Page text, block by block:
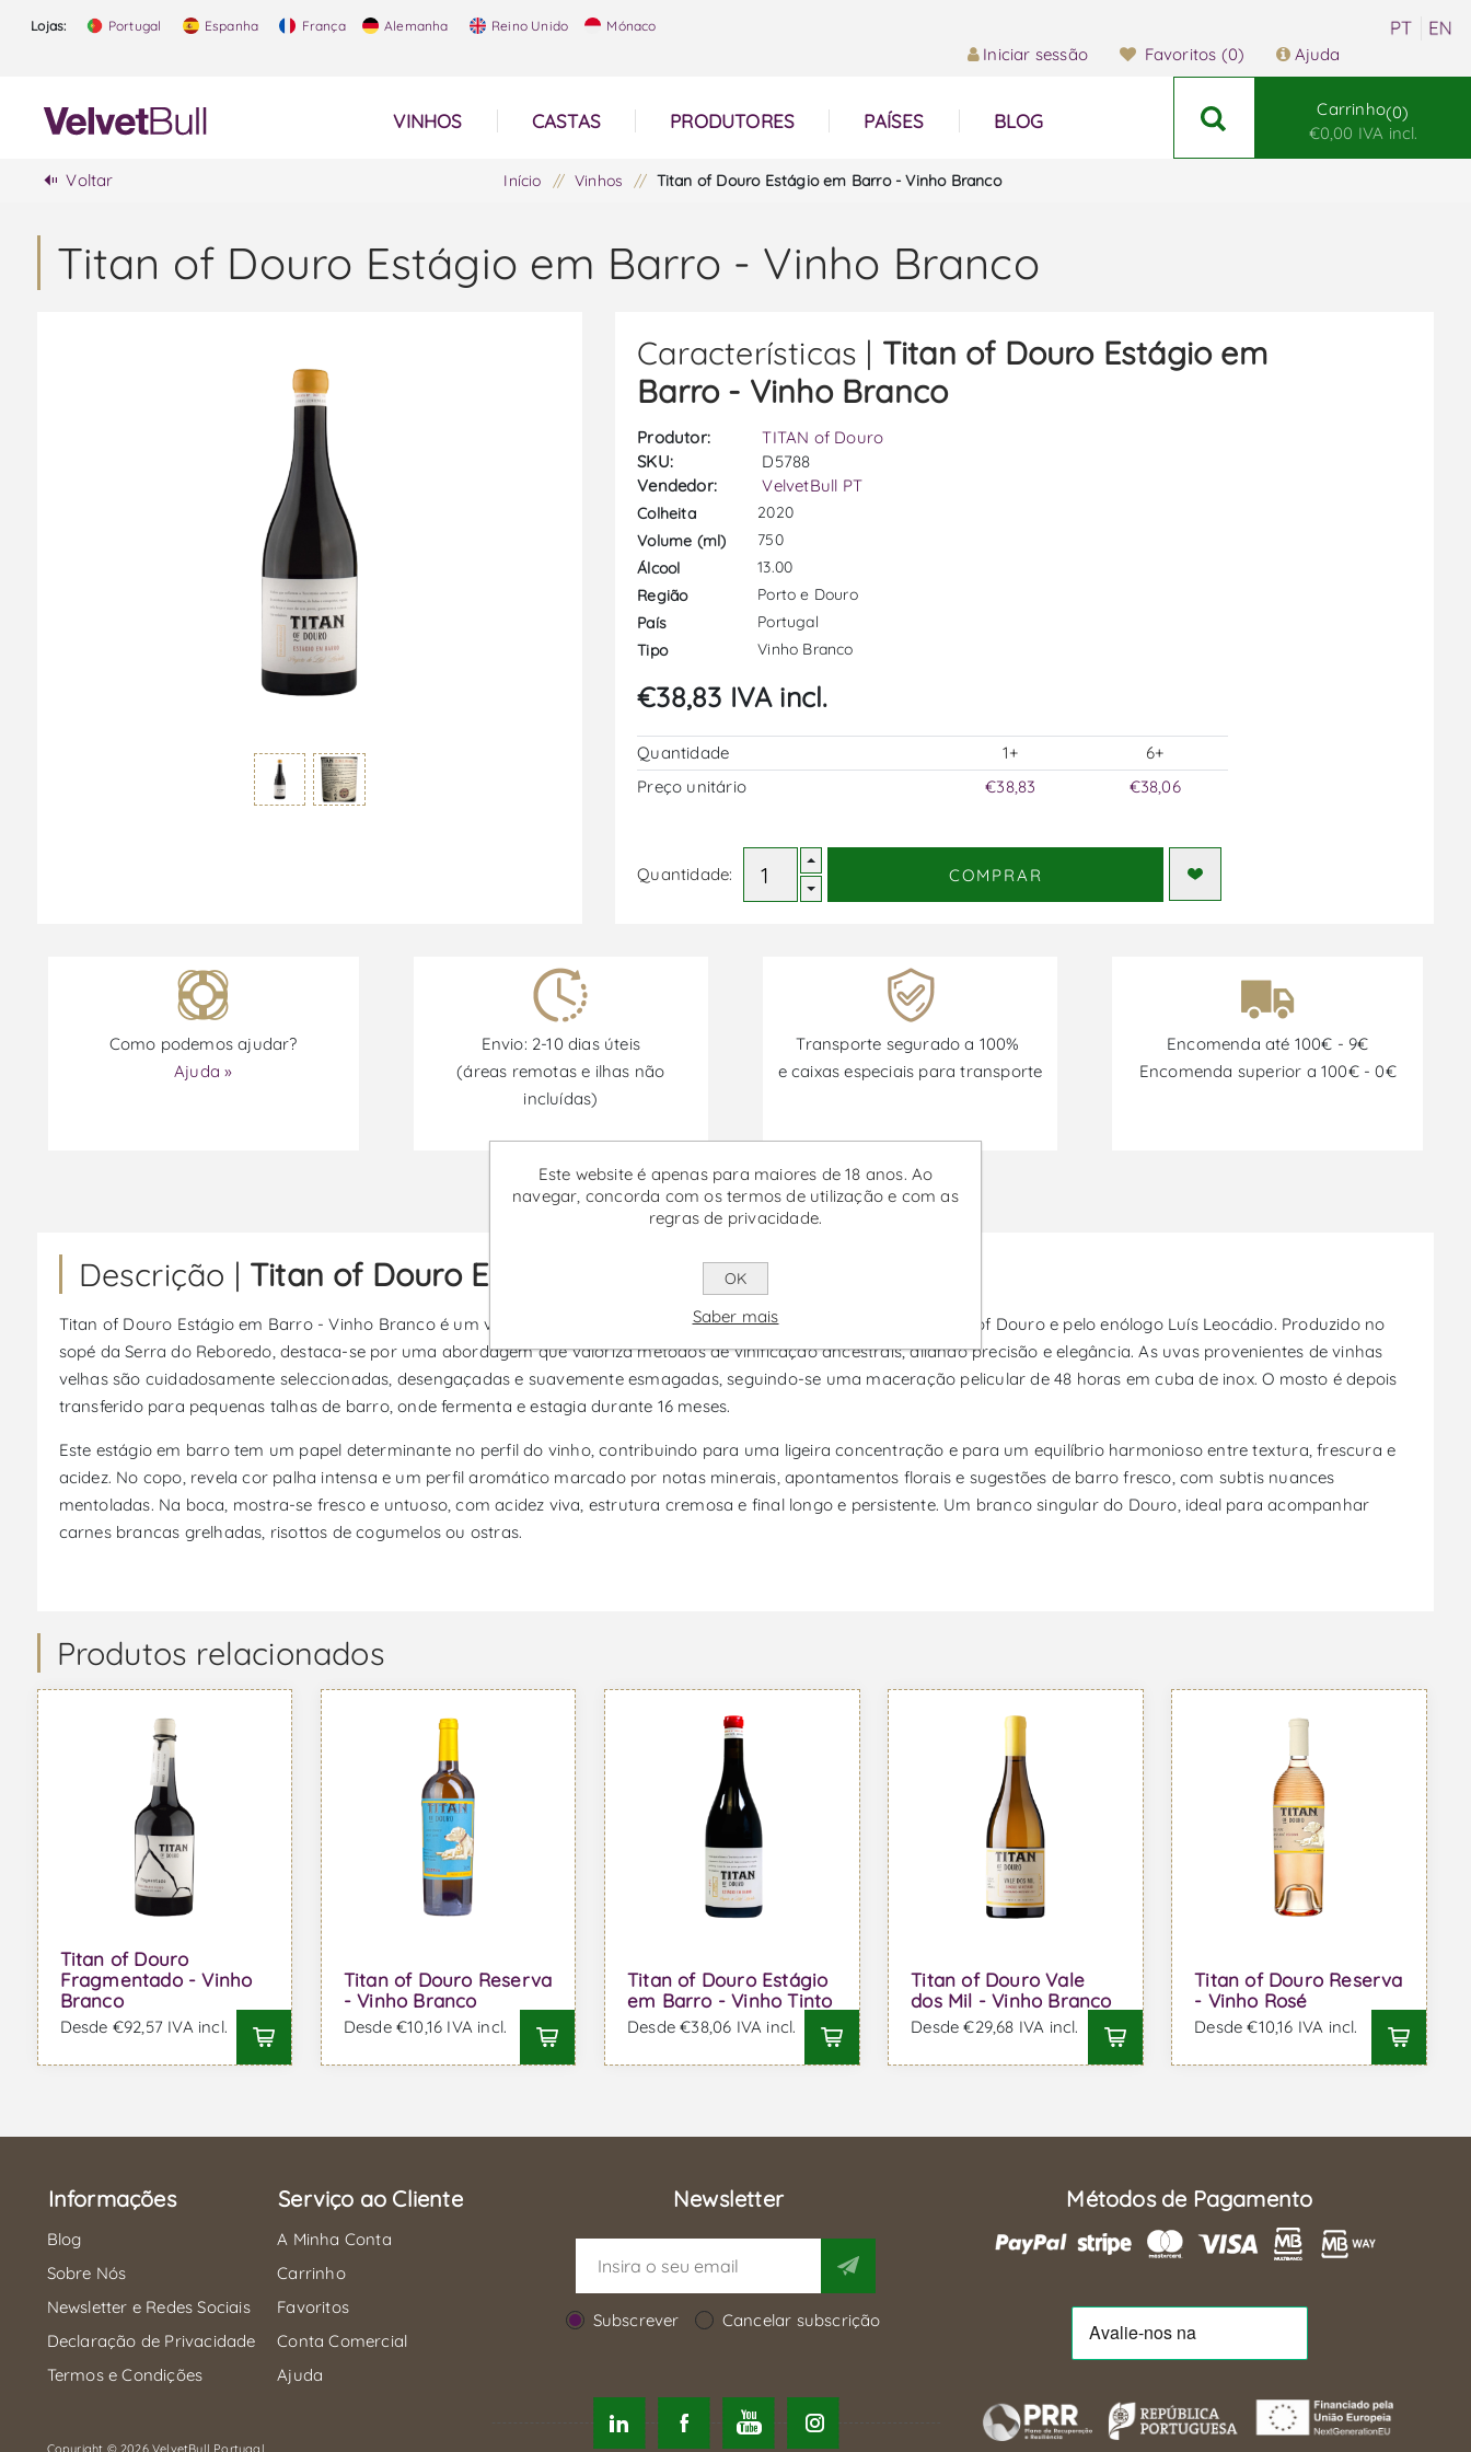
Lojas: Portugal Espanha França Alemanha Reino Unido Mónaco
Iniciar sessão Favoritos (0) Ajuda
VINHOS CASTAS PRODUTORES PAÍSES BLOG
Carrinho 0
€0,00 IVA incl.
Voltar Início / Vinhos / Titan of Douro Estágio em Barro - Vinho Branco
Titan of Douro Estágio em Barro - Vinho Branco
Características | Titan of Douro Estágio em
Barro - Vinho Branco
Produtor:
TITAN of Douro
SKU:
D5788
Vendedor:
VelvetBull PT
Colheita
2020
Volume (ml)
750
Álcool
13.00
Região
Porto e Douro
País
Portugal
Tipo
Vinho Branco
€38,83 IVA incl.
Quantidade 1+
6+
Preço unitário
€38,83 €38,06
Quantidade: COMPRAR
Como podemos ajudar?
Ajuda »
Envio: 2-10 dias úteis
(áreas remotas e ilhas não
incluídas)
Transporte segurado a 100%
e caixas especiais para transporte
Encomenda até 100€ - 9€
Encomenda superior a 100€ - 0€
Promoções disponíveis de 30/06/2026 a 30/09/2026
Descrição | Titan of Douro Estágio em Barro - Vinho Branco
Titan of Douro Estágio em Barro - Vinho Branco é um vinho branco da região de Porto e Douro, assinado pela TITAN of Douro e pelo enólogo Luís Leocádio. Produzido no
sopé da Serra do Reboredo, destaca-se por uma abordagem que valoriza métodos de vinificação ancestrais, aliando precisão e elegância. As uvas provenientes de vinhas
velhas são cuidadosamente seleccionadas, desengaçadas e suavemente esmagadas, seguindo-se uma maceração pelicular de 48 horas em cuba de inox. O mosto é depois
transferido para pequenas talhas de barro, onde fermenta e estagia durante 16 meses.
Este estágio em barro tem um papel determinante no perfil do vinho, contribuindo para uma ligeira concentração e para um equilíbrio harmonioso entre textura, frescura e
acidez. No copo, revela cor palha intensa e um perfil aromático marcado por notas minerais, apontamentos florais e sugestões de barro fresco, com subtis nuances
mentoladas. Na boca, mostra-se fresco e untuoso, com acidez viva, estrutura cremosa e final longo e persistente. Um branco singular do Douro, ideal para acompanhar
carnes brancas grelhadas, risottos de cogumelos ou ostras.
Produtos relacionados
Titan of Douro
Fragmentado - Vinho
Branco
Desde €92,57 IVA incl.
Titan of Douro Reserva
- Vinho Branco
Desde €10,16 IVA incl.
Titan of Douro Estágio
em Barro - Vinho Tinto
Desde €38,06 IVA incl.
Titan of Douro Vale
dos Mil - Vinho Branco
Desde €29,68 IVA incl.
Titan of Douro Reserva
- Vinho Rosé
Desde €10,16 IVA incl.
Informações
Blog
Sobre Nós
Newsletter e Redes Sociais
Declaração de Privacidade
Termos e Condições
Serviço ao Cliente
A Minha Conta
Carrinho
Favoritos
Conta Comercial
Ajuda
Newsletter
Subscrever Cancelar subscrição
Métodos de Pagamento
Este website é apenas para maiores de 18 anos. Ao
navegar, concorda com os termos de utilização e com as
regras de privacidade.
OK
Saber mais